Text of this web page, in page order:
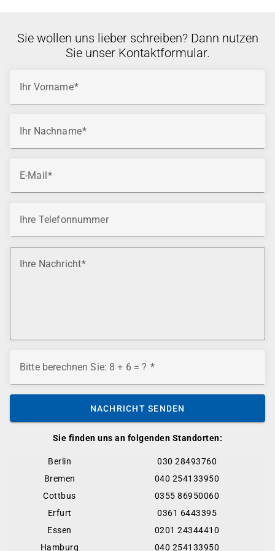
Sie finden uns an folgenden Standorten:
Berlin
030 28493760
Bremen
040 254133950
Cottbus
0355 86950060
Erfurt
0361 6443395
Essen
0201 24344410
Hamburg
040 254133950
Sie wollen uns lieber schreiben? Dann nutzen
Sie unser Kontaktformular.
Ihr Vorname
Ihr Nachname
E-Mail
Ihre Telefonnummer
Ihre Nachricht
Bitte berechnen Sie: 8 + 6 = ?
NACHRICHT SENDEN